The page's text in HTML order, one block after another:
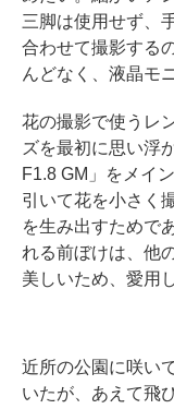
三脚は使用せず、
合わせて撮影する
んどなく、液晶モ
花の撮影で使うレ
ズを最初に思い浮
F1.8 GM」をメイ
引いて花を小さく
を生み出すためで
れる前ぼけは、他
美しいため、愛用
近所の公園に咲い
いたが、あえて飛